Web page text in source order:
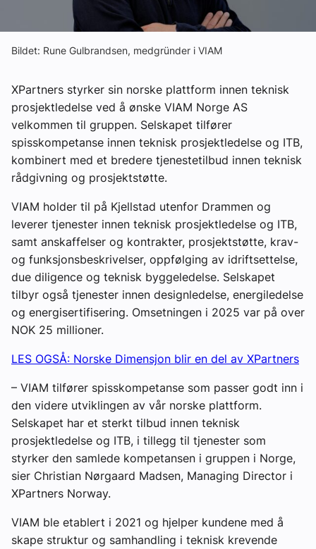
Bransjekommentar
Aktuelle prosjekter
Bildet: Rune Gulbrandsen, medgründer i VIAM
XPartners styrker sin norske plattform innen teknisk
prosjektledelse ved å ønske VIAM Norge AS
velkommen til gruppen. Selskapet tilfører
spisskompetanse innen teknisk prosjektledelse og ITB,
kombinert med et bredere tjenestetilbud innen teknisk
rådgivning og prosjektstøtte.
VIAM holder til på Kjellstad utenfor Drammen og
leverer tjenester innen teknisk prosjektledelse og ITB,
samt anskaffelser og kontrakter, prosjektstøtte, krav-
og funksjonsbeskrivelser, oppfølging av idriftsettelse,
due diligence og teknisk byggeledelse. Selskapet
tilbyr også tjenester innen designledelse, energiledelse
og energisertifisering. Omsetningen i 2025 var på over
NOK 25 millioner.
LES OGSÅ: Norske Dimensjon blir en del av XPartners
– VIAM tilfører spisskompetanse som passer godt inn i
den videre utviklingen av vår norske plattform.
Selskapet har et sterkt tilbud innen teknisk
prosjektledelse og ITB, i tillegg til tjenester som
styrker den samlede kompetansen i gruppen i Norge,
sier Christian Nørgaard Madsen, Managing Director i
XPartners Norway.
VIAM ble etablert i 2021 og hjelper kundene med å
skape struktur og samhandling i teknisk krevende